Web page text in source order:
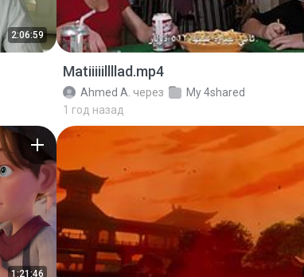
2:06:59
Matiiiiillllad.mp4
Ahmed A. через
My 4shared
1 год назад
1:21:46